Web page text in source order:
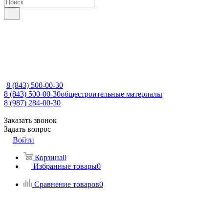
8 (843) 500-00-30
8 (843) 500-00-30общестроительные материалы
8 (987) 284-00-30
Заказать звонок
Задать вопрос
Войти
Корзина0
Избранные товары0
Сравнение товаров0